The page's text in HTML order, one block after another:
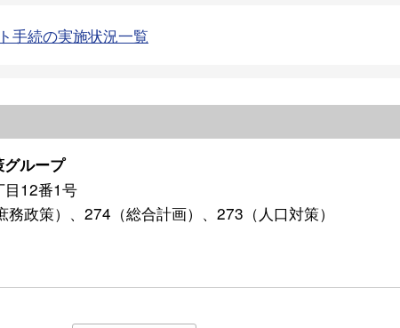
手続の実施状況一覧
ループ
12番1号
政策）、274（総合計画）、273（人口対策）